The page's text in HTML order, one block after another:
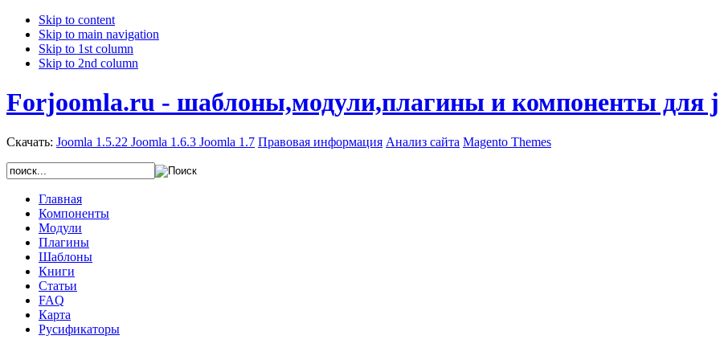
Skip to content
Skip to main navigation
Skip to 1st column
Skip to 2nd column
Forjoomla.ru - шаблоны,модули,плагины и компоненты для
Скачать: Joomla 1.5.22 Joomla 1.6.3 Joomla 1.7 Правовая информация Анализ сайта Magento Themes
Главная
Компоненты
Модули
Плагины
Шаблоны
Книги
Статьи
FAQ
Карта
Русификаторы